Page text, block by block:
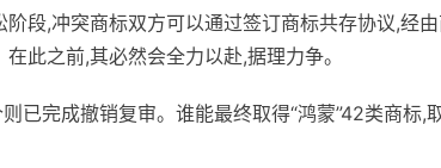
段,冲突商标双方可以通过签订商标共存协议,经
此之前,其必然会全力以赴,据理力争。
已完成撤销复审。谁能最终取得“鸿蒙”42类商标,